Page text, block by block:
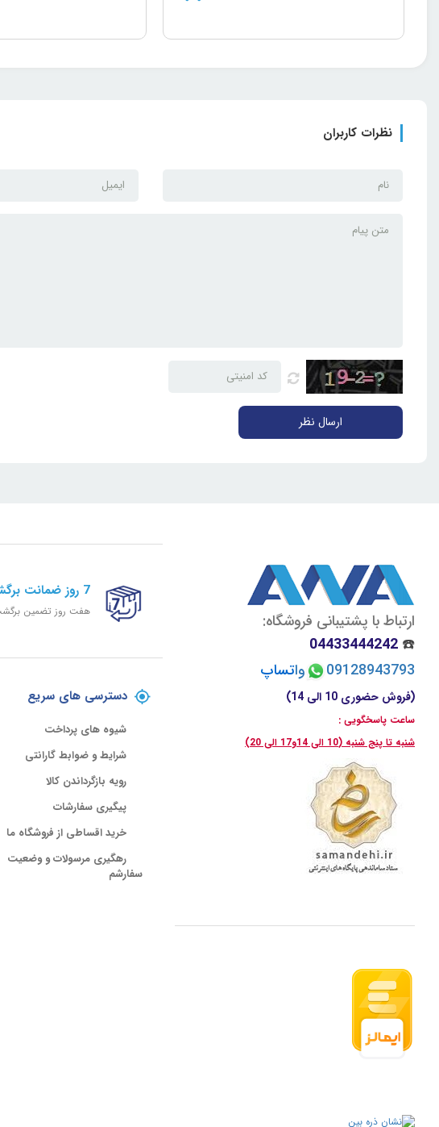
نظرات کاربران
ارسال نظر
ارتباط با پشتیبانی فروشگاه:
☎️
04433444242
09128943793
واتساپ
(فروش حضوری 10 الی 14)
ساعت پاسخگویی :
شنبه تا پنج شنبه (10 الی 14و17 الی 20)
7 روز ضمانت برگشت
هفت روز تضمین
دسترسی های سریع
شیوه های پرداخت
شرایط و ضوابط گارانتی
رویه بازگرداندن کالا
پیگیری سفارشات
خرید اقساطی از فروشگاه ما
رهگیری مرسولات و وضعیت
سفارشم